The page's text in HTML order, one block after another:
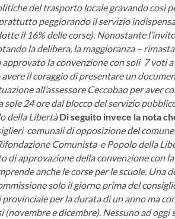
del trasporto locale gravando così
peggiorando il servizio
il 16% delle corse). Nonostante
la delibera, la maggioranza –
la convenzione con soli 7 voti
il coraggio di presentare un
all’assessore Ceccobao per aver
sole 24 ore dal blocco del servizio
della Libertà Di seguito invece la nota
comunali di opposizione del
Comunista e Popolo della
di approvazione della convenzione con
anche le corse per le scuole. Una
solo il giorno prima del
per la durata di un anno ma
(novembre e dicembre). Nessuno ad oggi